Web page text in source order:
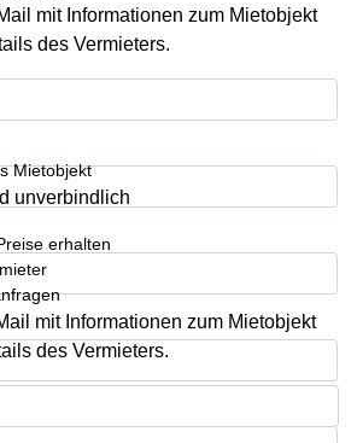
mit Informationen zum Mietobjekt
des Vermieters.
Mietobjekt
unverbindlich
erhalten
mit Informationen zum Mietobjekt
des Vermieters.